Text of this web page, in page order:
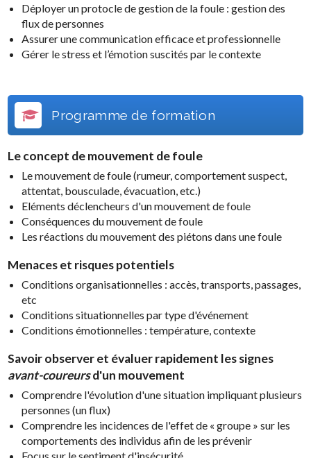
Déployer un protocle de gestion de la foule : gestion des
flux de personnes
Assurer une communication efficace et professionnelle
Gérer le stress et l’émotion suscités par le contexte
Programme de formation
Le concept de mouvement de foule
Le mouvement de foule (rumeur, comportement suspect,
attentat, bousculade, évacuation, etc.)
Eléments déclencheurs d'un mouvement de foule
Conséquences du mouvement de foule
Les réactions du mouvement des piétons dans une foule
Menaces et risques potentiels
Conditions organisationnelles : accès, transports, passages,
etc
Conditions situationnelles par type d'événement
Conditions émotionnelles : température, contexte
Savoir observer et évaluer rapidement les signes
avant-coureursd'un mouvement
Comprendre l'évolution d'une situation impliquant plusieurs
personnes (un flux)
Comprendre les incidences de l'effet de « groupe » sur les
comportements des individus afin de les prévenir